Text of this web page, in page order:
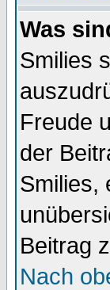
Was
Smilies
Freude
der
Smilies,
Beitrag
Nach